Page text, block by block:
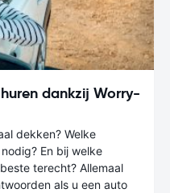
dankzij Worry-
dekken? Welke
En bij welke
terecht? Allemaal
als u een auto